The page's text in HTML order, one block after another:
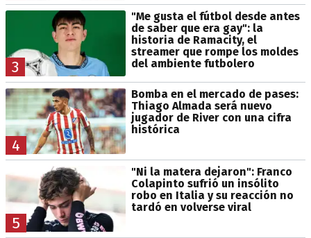
3
"Me gusta el fútbol desde antes
de saber que era gay": la
historia de Ramacity, el
streamer que rompe los moldes
del ambiente futbolero
4
Bomba en el mercado de pases:
Thiago Almada será nuevo
jugador de River con una cifra
histórica
5
"Ni la matera dejaron": Franco
Colapinto sufrió un insólito
robo en Italia y su reacción no
tardó en volverse viral